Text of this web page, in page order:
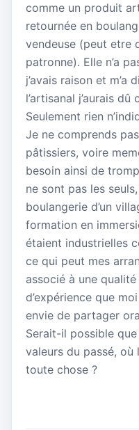
comme un produit
retournée en
vendeuse (peut etre
patronne). Elle n’a
j’avais raison et m’a
l’artisanal j’aurais
Seulement rien
Je ne comprends
pâtissiers, voire
besoin ainsi de
ne sont pas les
boulangerie d’un
formation en
étaient industrielles
ce qui peut mes
associé à une
d’expérience que
envie de partager
Serait-il possible
valeurs du passé,
toute chose ?